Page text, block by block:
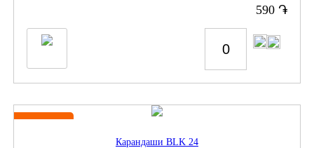
590 ֏
Карандаши BLK 24